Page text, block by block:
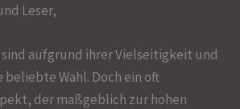
Leser,
aufgrund ihrer Vielseitigkeit und
Wahl. Doch ein oft
der maßgeblich zur hohen